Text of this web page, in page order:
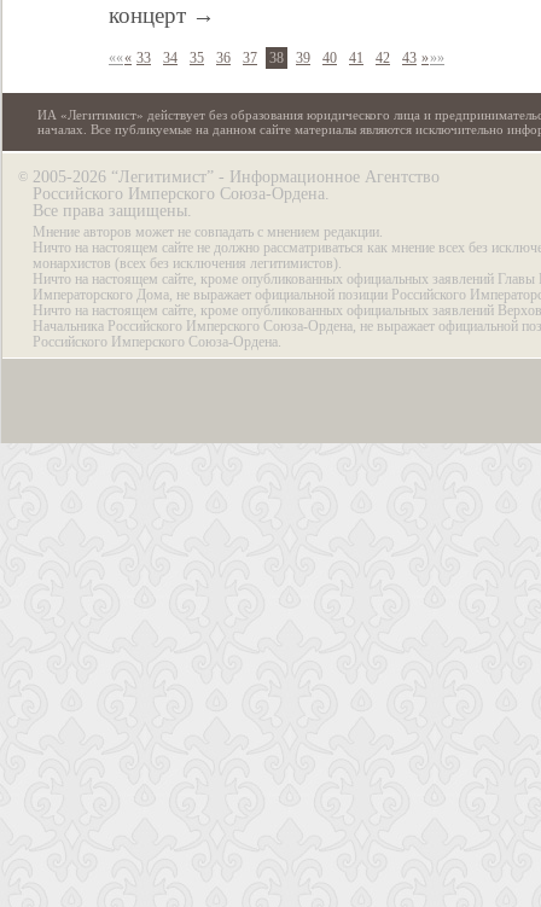
концерт →
««« 33 34 35 36 37 38 39 40 41 42 43 »»»
ИА «Легитимист» действует без образования юридического лица и
началах. Все публикуемые на данном сайте материалы являются исключительно
© 2005-2026 “Легитимист” - Информационное Агентство
Российского Имперского Союза-Ордена.
Все права защищены.
Мнение авторов может не совпадать с мнением редакции.
Ничто на настоящем сайте не должно рассматриваться как мнение всех без
монархистов (всех без исключения легитимистов).
Ничто на настоящем сайте, кроме опубликованных официальных заявлений Главы
Императорского Дома, не выражает официальной позиции Российского
Ничто на настоящем сайте, кроме опубликованных официальных заявлений
Начальника Российского Имперского Союза-Ордена, не выражает официальной
Российского Имперского Союза-Ордена.